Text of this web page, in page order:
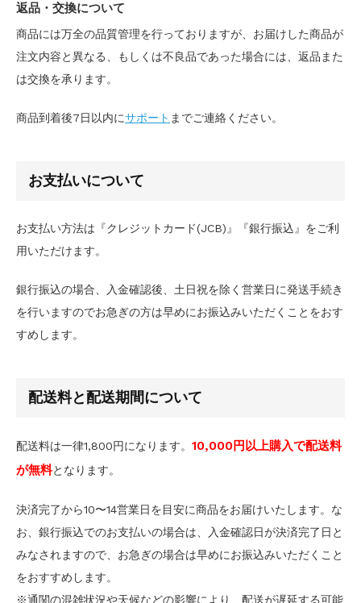
返品・交換について
商品には万全の品質管理を行っておりますが、お届けした商品が
注文内容と異なる、もしくは不良品であった場合には、返品また
は交換を承ります。
商品到着後7日以内にサポート までご連絡ください。
お支払いについて
お支払い方法は『クレジットカード(JCB)』『銀行振込』をご利
用いただけます。
銀行振込の場合、入金確認後、土日祝を除く営業日に発送手続き
を行いますのでお急ぎの方は早めにお振込みいただくことをおす
すめします。
配送料と配送期間について
配送料は一律1,800円になります。 10,000円以上購入で配送料
が無料となります。
決済完了から10〜14営業日を目安に商品をお届けいたします。な
お、銀行振込でのお支払いの場合は、入金確認日が決済完了日と
みなされますので、お急ぎの場合は早めにお振込みいただくこと
をおすすめします。
※通関の混雑状況や天候などの影響により、配送が遅延する可能